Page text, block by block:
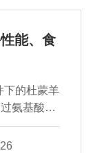
6 000 元以
。
能、食
下的杜蒙羊
氨基酸自
中的水分、
脂肪酸含